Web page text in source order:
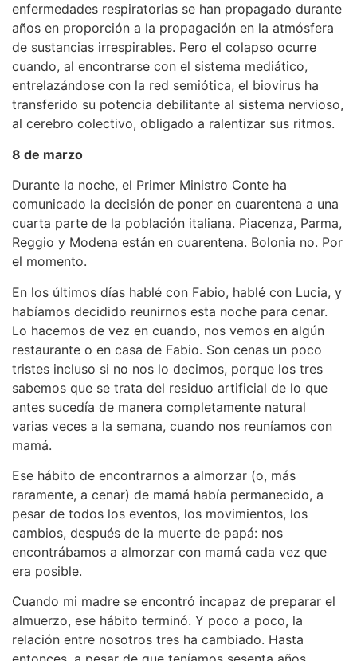
enfermedades respiratorias se han propagado durante
años en proporción a la propagación en la atmósfera
de sustancias irrespirables. Pero el colapso ocurre
cuando, al encontrarse con el sistema mediático,
entrelazándose con la red semiótica, el biovirus ha
transferido su potencia debilitante al sistema nervioso,
al cerebro colectivo, obligado a ralentizar sus ritmos.
8 de marzo
Durante la noche, el Primer Ministro Conte ha
comunicado la decisión de poner en cuarentena a una
cuarta parte de la población italiana. Piacenza, Parma,
Reggio y Modena están en cuarentena. Bolonia no. Por
el momento.
En los últimos días hablé con Fabio, hablé con Lucia, y
habíamos decidido reunirnos esta noche para cenar.
Lo hacemos de vez en cuando, nos vemos en algún
restaurante o en casa de Fabio. Son cenas un poco
tristes incluso si no nos lo decimos, porque los tres
sabemos que se trata del residuo artificial de lo que
antes sucedía de manera completamente natural
varias veces a la semana, cuando nos reuníamos con
mamá.
Ese hábito de encontrarnos a almorzar (o, más
raramente, a cenar) de mamá había permanecido, a
pesar de todos los eventos, los movimientos, los
cambios, después de la muerte de papá: nos
encontrábamos a almorzar con mamá cada vez que
era posible.
Cuando mi madre se encontró incapaz de preparar el
almuerzo, ese hábito terminó. Y poco a poco, la
relación entre nosotros tres ha cambiado. Hasta